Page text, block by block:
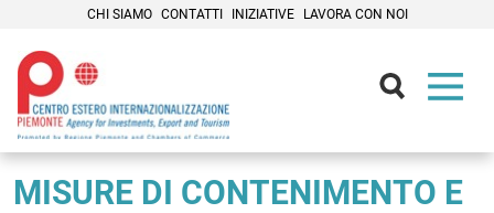
CHI SIAMO CONTATTI INIZIATIVE LAVORA CON NOI
MISURE DI CONTENIMENTO E